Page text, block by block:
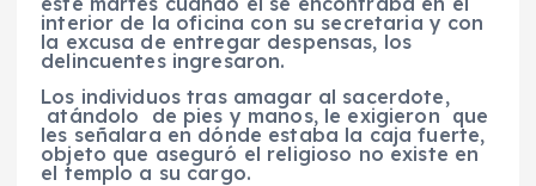
interior de la oficina con su secretaria y con
la excusa de entregar despensas, los
delincuentes ingresaron.
Los individuos tras amagar al sacerdote,
atándolo de pies y manos, le exigieron que
les señalara en dónde estaba la caja fuerte,
objeto que aseguró el religioso no existe en
el templo a su cargo.